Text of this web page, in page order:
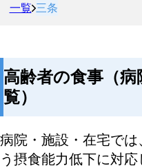
一覧 三条
高齢者の食事（
覧）
病院・施設・在宅で
う摂食能力低下に対